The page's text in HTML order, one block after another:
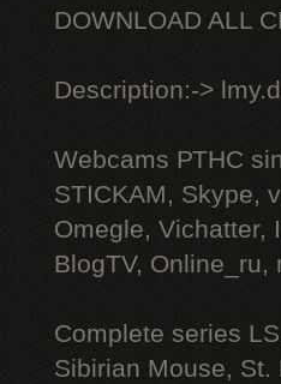
DOWNLOAD ALL
Description:->
Webcams РТНС
STICKAM, Skype,
Omegle, Vichatter,
BlogTV, Online_ru,
Complete series
Sibirian Mouse, St.